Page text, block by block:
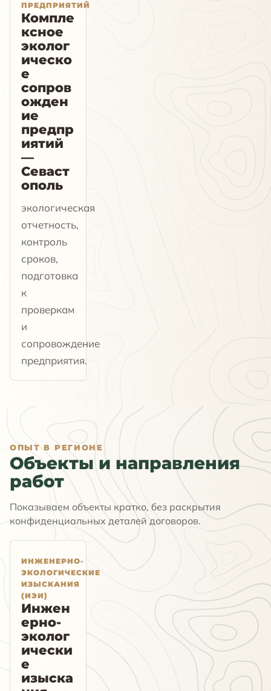
ПРЕДПРИЯТИЙ
Компле
ксное
эколог
ическо
е
сопров
ожден
ие
предпр
иятий
—
Севаст
ополь
экологическая
отчетность,
контроль
сроков,
подготовка
к
проверкам
и
сопровождение
предприятия.
ОПЫТ В РЕГИОНЕ
Объекты и направления
работ
Показываем объекты кратко, без раскрытия
конфиденциальных деталей договоров.
ИНЖЕНЕРНО-
ЭКОЛОГИЧЕСКИЕ
ИЗЫСКАНИЯ
(ИЭИ)
Инжен
ерно-
эколог
ически
е
изыска